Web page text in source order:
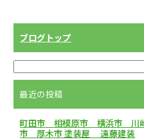
ブログトップ
最近の投稿
町田市 相模原市 横浜市 川
市 厚木市 塗装屋 遠藤建装